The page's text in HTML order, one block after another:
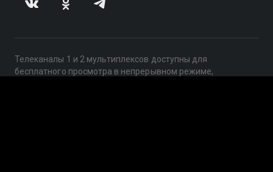
Телеканалы 1 и 2 мультиплексов доступны для
бесплатного просмотра в непрерывном режиме,